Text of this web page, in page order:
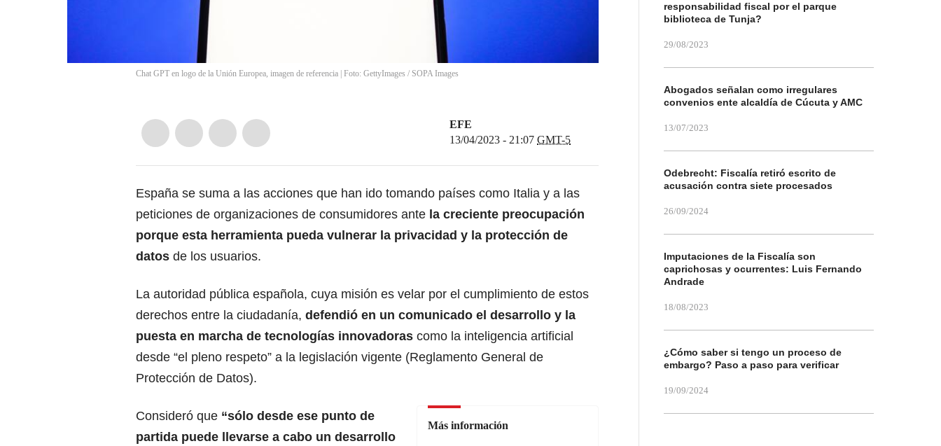
Chat GPT en logo de la Unión Europea, imagen de referencia | Foto: GettyImages / SOPA Images
EFE
13/04/2023 - 21:07 GMT-5
España se suma a las acciones que han ido tomando países como Italia y a las
peticiones de organizaciones de consumidores ante la creciente preocupación
porque esta herramienta pueda vulnerar la privacidad y la protección de
datos de los usuarios.
La autoridad pública española, cuya misión es velar por el cumplimiento de estos
derechos entre la ciudadanía, defendió en un comunicado el desarrollo y la
puesta en marcha de tecnologías innovadoras como la inteligencia artificial
desde “el pleno respeto” a la legislación vigente (Reglamento General de
Protección de Datos).
Más información
Consideró que “sólo desde ese punto de
partida puede llevarse a cabo un desarrollo
responsabilidad fiscal por el parque
biblioteca de Tunja?
29/08/2023
Abogados señalan como irregulares
convenios ente alcaldía de Cúcuta y AMC
13/07/2023
Odebrecht: Fiscalía retiró escrito de
acusación contra siete procesados
26/09/2024
Imputaciones de la Fiscalía son
caprichosas y ocurrentes: Luis Fernando
Andrade
18/08/2023
¿Cómo saber si tengo un proceso de
embargo? Paso a paso para verificar
19/09/2024